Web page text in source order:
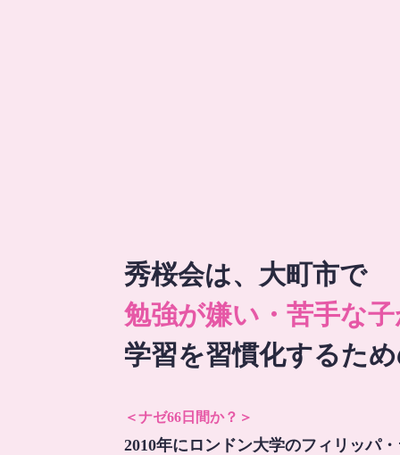
秀桜会は、大町市で
勉強が嫌い・苦手な
学習を習慣化するた
＜ナゼ66日間か？＞
2010年にロンドン大学のフィリッパ